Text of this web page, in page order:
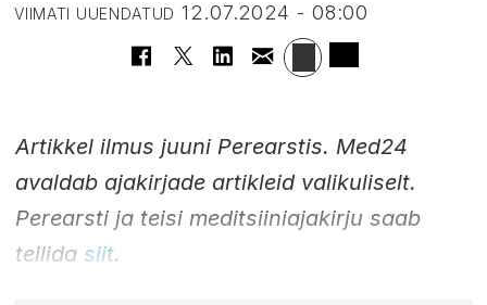
VIIMATI UUENDATUD 12.07.2024 - 08:00
Artikkel ilmus juuni Perearstis. Med24
avaldab ajakirjade artikleid valikuliselt.
Perearsti ja teisi meditsiiniajakirju saab
tellida siit.